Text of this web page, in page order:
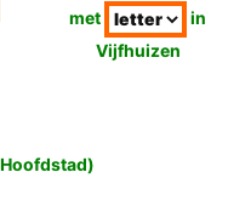
met
in
Vijfhuizen
Hoofdstad)